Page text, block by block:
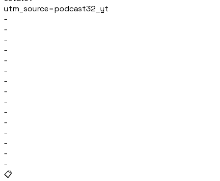
utm_source=podcast32_yt
-
-
-
-
-
-
-
-
-
-
-
-
-
-
-
📋